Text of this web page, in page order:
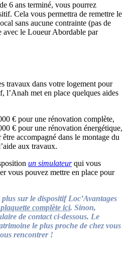
6 ans terminé, vous pourrez
Cela vous permettra de remettre le
sans aucune contrainte (pas de
avec le Loueur Abordable par
travaux dans votre logement pour
met en place quelques aides
€ pour une rénovation complète,
€ pour une rénovation énergétique,
accompagné dans le montage du
aux travaux.
un simulateurqui vous
vous pouvez mettre en place pour
sur le dispositif Loc’Avantages
complète ici. Sinon,
de contact ci-dessous. Le
le plus proche de chez vous
rencontrer !